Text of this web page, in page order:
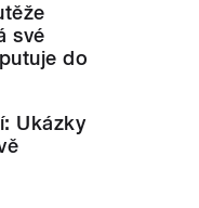
své
do
Ukázky